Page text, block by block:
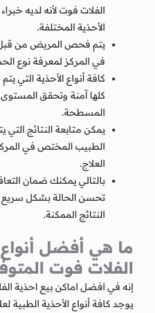
الفلات فوت لأنه لديه
الأحذية المختلفة.
يتم فحص المريض من قبل
في المركز لمعرفة نوع
كافة أنواع الأحذية التي
كلها آمنة وتحقق المستوى
المسطحة.
يمكن متابعة النتائج
الطبيب المختص في
العلاج.
بالتالي يمكنك ضمان
تحسن الحالة بشكل
النتائج الممكنة.
ما هي أفضل
الفلات فوت
إنه في افضل اماكن بيع احذية
يوجد كافة أنواع الأحذية الطبية